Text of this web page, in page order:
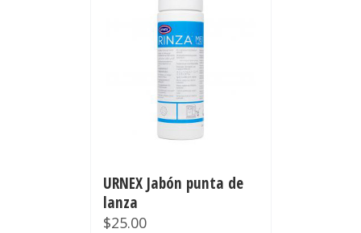
URNEX Jabón punta de
lanza
$25.00